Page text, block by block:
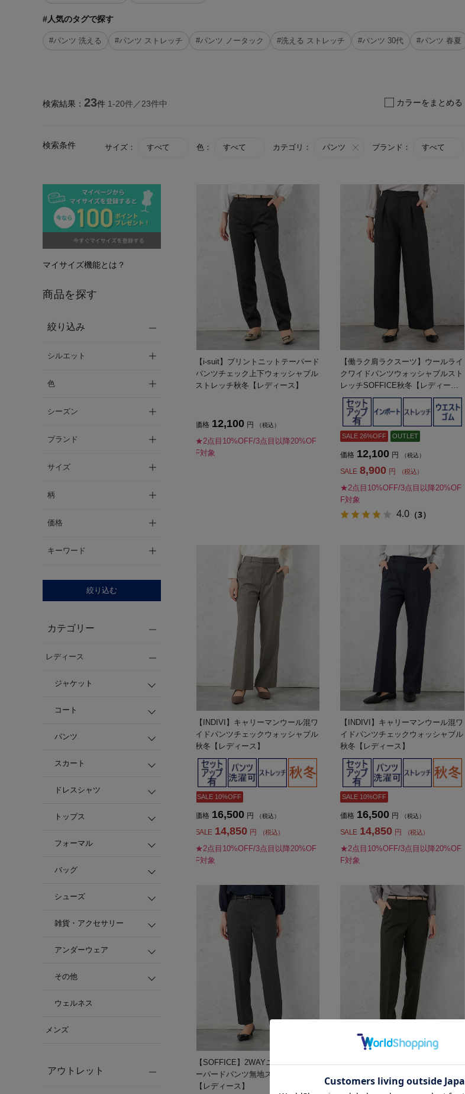
#人気のタグで探す
#パンツ 洗える #パンツ ストレッチ #パンツ ノータック #洗える ストレッチ #パンツ 30代 #パンツ 春夏
検索結果： 23件 1-20件／23件中 カラーをまとめる
検索条件 サイズ： すべて 色： すべて カテゴリ： パンツ ブランド： すべて
マイサイズ機能とは？
商品を探す
絞り込み
シルエット
色
シーズン
ブランド
サイズ
柄
価格
キーワード
絞り込む
カテゴリー
レディース
ジャケット
コート
パンツ
スカート
ドレスシャツ
トップス
フォーマル
バッグ
シューズ
雑貨・アクセサリー
アンダーウェア
その他
ウェルネス
メンズ
アウトレット
【i-suit】プリントニットテーパード
パンツチェック上下ウォッシャブル
ストレッチ秋冬【レディース】
価格 12,100 円 （税込）
★2点目10%OFF/3点目以降20%OF
F対象
【働ラク肩ラクスーツ】ウールライ
クワイドパンツウォッシャブルスト
レッチSOFFICE秋冬【レディー
ス】
SALE 26%OFF OUTLET
価格 12,100 円 （税込）
SALE 8,900 円 （税込）
★2点目10%OFF/3点目以降20%OF
F対象
4.0（3）
【INDIVI】キャリーマンウール混ワ
イドパンツチェックウォッシャブル
秋冬【レディース】
SALE 10%OFF
価格 16,500 円 （税込）
SALE 14,850 円 （税込）
★2点目10%OFF/3点目以降20%OF
F対象
【INDIVI】キャリーマンウール混ワ
イドパンツチェックウォッシャブル
秋冬【レディース】
SALE 10%OFF
価格 16,500 円 （税込）
SALE 14,850 円 （税込）
★2点目10%OFF/3点目以降20%OF
F対象
【SOFFICE】2WAYニットカルゼテ
ーパードパンツ無地ストレッチ秋冬
【レディース】
【SOFFICE】2WAYニットカルゼテ
【レディース】